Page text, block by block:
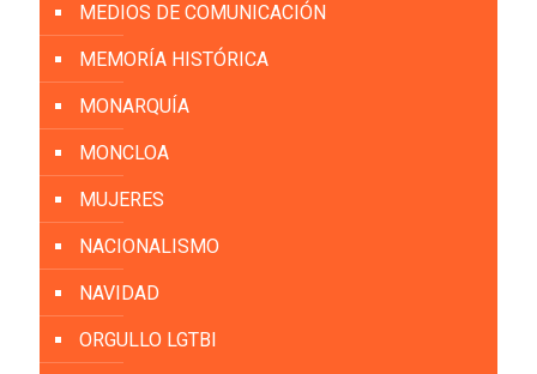
MEDIOS DE COMUNICACIÓN
MEMORÍA HISTÓRICA
MONARQUÍA
MONCLOA
MUJERES
NACIONALISMO
NAVIDAD
ORGULLO LGTBI